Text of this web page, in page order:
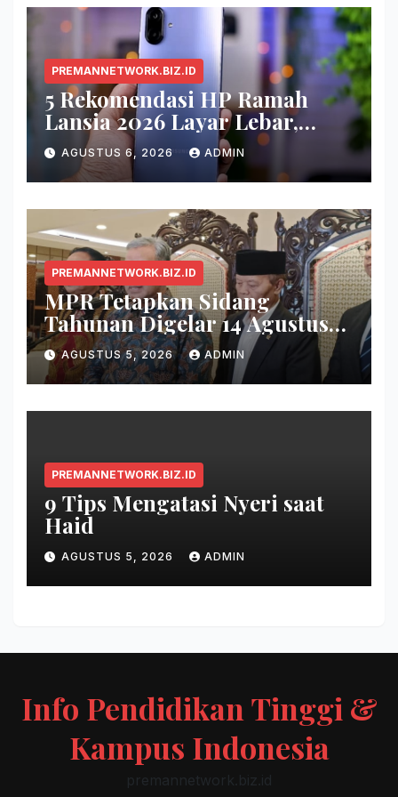
PREMANNETWORK.BIZ.ID
5 Rekomendasi HP Ramah
Lansia 2026 Layar Lebar,
Menu Simpel, dan Baterai
Awet
AGUSTUS 6, 2026 ADMIN
PREMANNETWORK.BIZ.ID
MPR Tetapkan Sidang
Tahunan Digelar 14 Agustus
2026
AGUSTUS 5, 2026 ADMIN
PREMANNETWORK.BIZ.ID
9 Tips Mengatasi Nyeri saat
Haid
AGUSTUS 5, 2026 ADMIN
Info Pendidikan Tinggi &
Kampus Indonesia
premannetwork.biz.id